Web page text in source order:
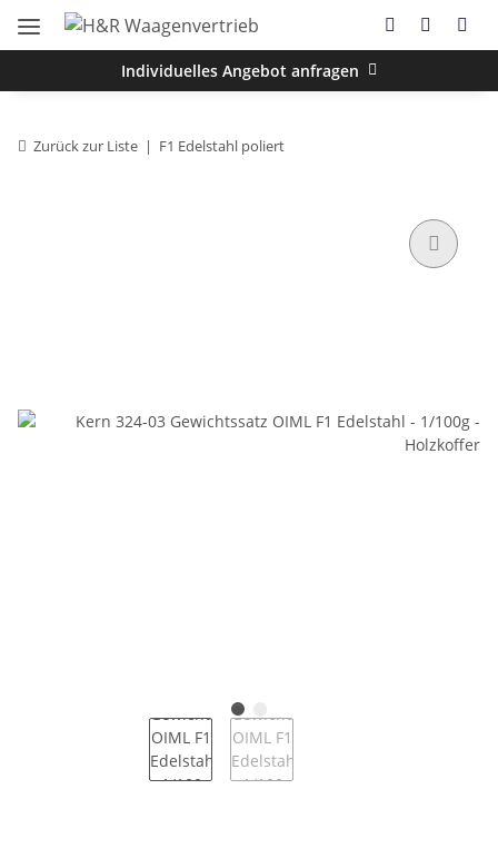
Individuelles Angebot anfragen
Zurück zur Liste F1 Edelstahl poliert